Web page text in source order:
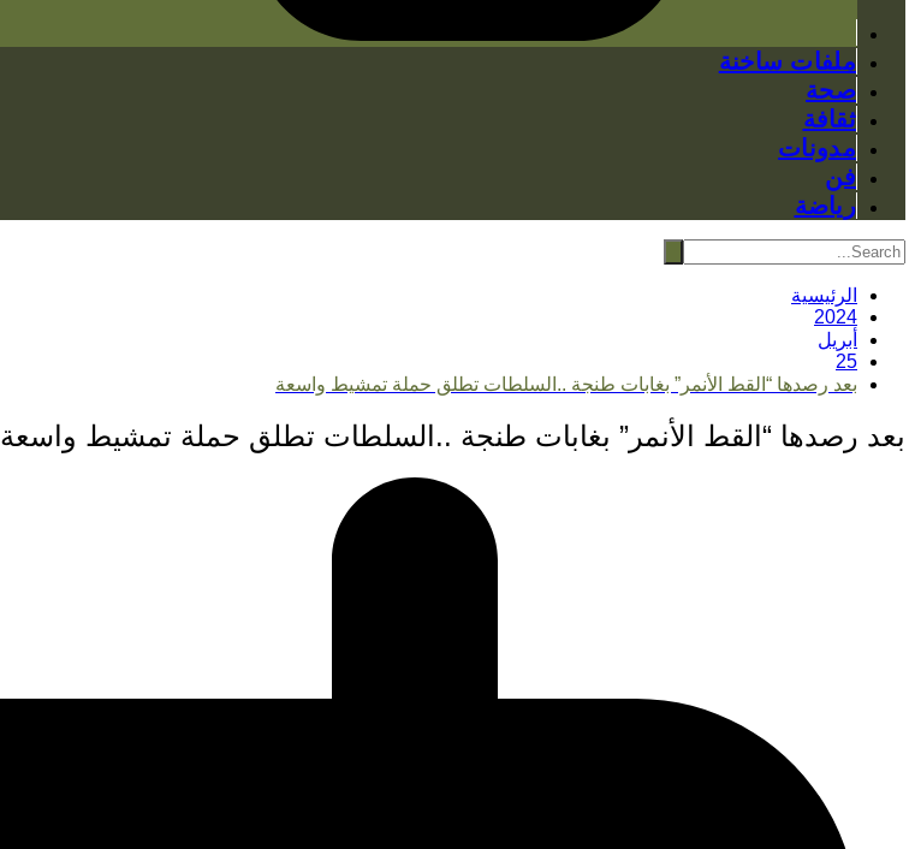
ملفات ساخنة
صحة
ثقافة
مدونات
فن
رياضة
الرئيسية
2024
أبريل
25
بعد رصدها “القط الأنمر” بغابات طنجة ..السلطات تطلق حملة تمشيط واسعة
بعد رصدها “القط الأنمر” بغابات طنجة ..السلطات تطلق حملة تمشيط واسعة